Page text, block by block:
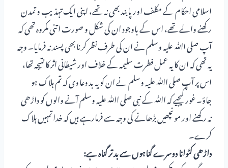
اسلامی احکام کے مکلف اور پابند بھی نہ تھے، اپنی ایک تہذیب و تمدن
رکھنے والے تھے، اس کے باوجود ان کی شکل و صورت اتنی مکروہ تھی کہ
آپ صلی اﷲ علیہ وسلم نے ان کی طرف نظر کرنا بھی پسند نہ فرمایا۔ وجہ
یہ تھی کہ ان کا یہ عمل فطرت سلیمہ کے خلاف اور شیطانی اثر کا نتیجہ تھا،
اس پر آپ صلی اﷲ علیہ وسلم نے ان کو یہ بد دعا دی کہ تم ہلاک ہو
جاؤ۔ غور کیجیے کہ اﷲ کے نبی صلی اﷲ علیہ وسلم آنے والوں کو داڑھی
نہ رکھنے اور مونچھیں بڑھانے کی وجہ سے فرمارہے ہیں کہ خدا تمہیں ہلاک
کرے۔
داڑھی کٹوانا دوسرے گناہوں سے بد تر گناہ ہے: